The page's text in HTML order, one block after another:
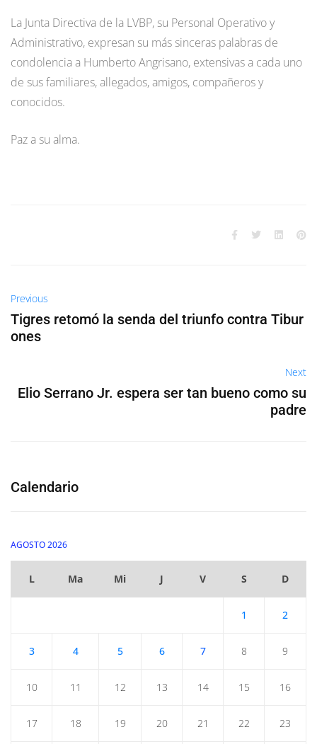
La Junta Directiva de la LVBP, su Personal Operativo y
Administrativo, expresan su más sinceras palabras de
condolencia a Humberto Angrisano, extensivas a cada uno
de sus familiares, allegados, amigos, compañeros y
conocidos.
Paz a su alma.
Previous
Tigres retomó la senda del triunfo contra Tibur
ones
Next
Elio Serrano Jr. espera ser tan bueno como su
padre
Calendario
AGOSTO 2026
L Ma Mi J V S D
1 2
3 4 5 6 7 8 9
10 11 12 13 14 15 16
17 18 19 20 21 22 23